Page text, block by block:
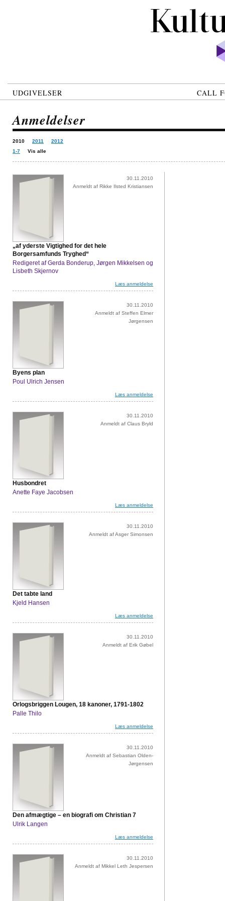
UDGIVELSER CALL
Anmeldelser
2010 2011
2012
1-7
Vis alle
30.11.2010
Anmeldt af Rikke Ilsted Kristiansen
„af yderste Vigtighed for det hele
Borgersamfunds Tryghed“
Redigeret af Gerda Bonderup, Jørgen Mikkelsen og
Lisbeth Skjernov
Læs anmeldelse
30.11.2010
Anmeldt af Steffen Elmer
Jørgensen
Byens plan
Poul Ulrich Jensen
Læs anmeldelse
30.11.2010
Anmeldt af Claus Bryld
Husbondret
Anette Faye Jacobsen
Læs anmeldelse
30.11.2010
Anmeldt af Asger Simonsen
Det tabte land
Kjeld Hansen
Læs anmeldelse
30.11.2010
Anmeldt af Erik Gøbel
Orlogsbriggen Lougen, 18 kanoner, 1791-1802
Palle Thilo
Læs anmeldelse
30.11.2010
Anmeldt af Sebastian Olden-
Jørgensen
Den afmægtige – en biografi om Christian 7
Ulrik Langen
Læs anmeldelse
30.11.2010
Anmeldt af Mikkel Leth Jespersen